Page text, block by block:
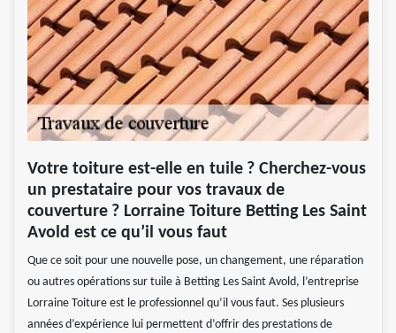
Votre toiture est-elle en tuile ? Cherchez-vous
un prestataire pour vos travaux de
couverture ? Lorraine Toiture Betting Les Saint
Avold est ce qu’il vous faut
Que ce soit pour une nouvelle pose, un changement, une réparation
ou autres opérations sur tuile à Betting Les Saint Avold, l’entreprise
Lorraine Toiture est le professionnel qu’il vous faut. Ses plusieurs
années d’expérience lui permettent d’offrir des prestations de